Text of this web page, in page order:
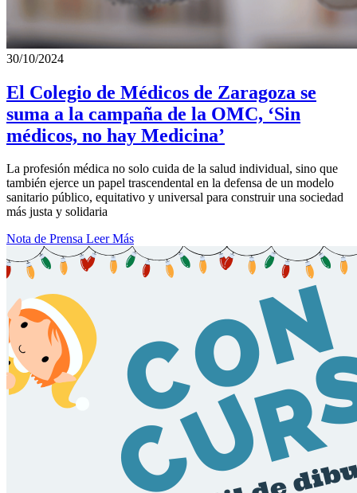
30/10/2024
El Colegio de Médicos de Zaragoza se
suma a la campaña de la OMC, ‘Sin
médicos, no hay Medicina’
La profesión médica no solo cuida de la salud individual, sino que
también ejerce un papel trascendental en la defensa de un modelo
sanitario público, equitativo y universal para construir una sociedad
más justa y solidaria
Nota de Prensa Leer Más